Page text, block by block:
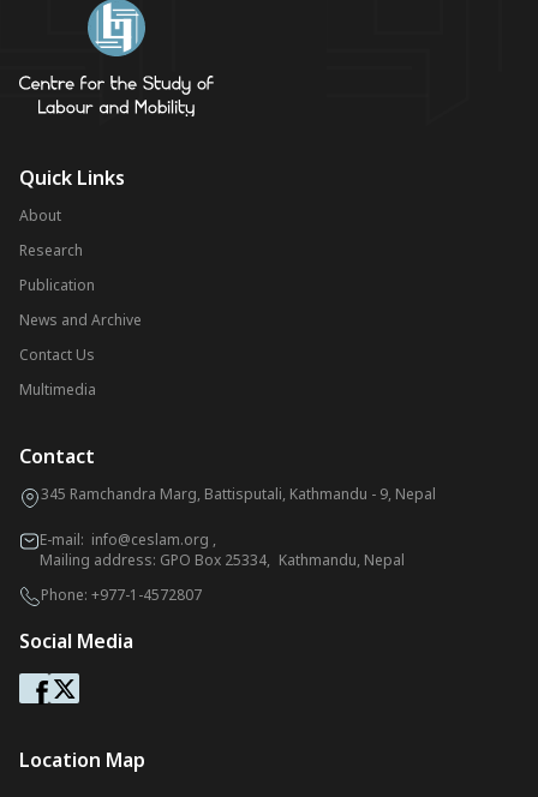
Quick Links
About
Research
Publication
News and Archive
Contact Us
Multimedia
Contact
345 Ramchandra Marg, Battisputali, Kathmandu - 9, Nepal
E-mail: info@ceslam.org ,
Mailing address: GPO Box 25334, Kathmandu, Nepal
Phone: +977-1-4572807
Social Media
Location Map